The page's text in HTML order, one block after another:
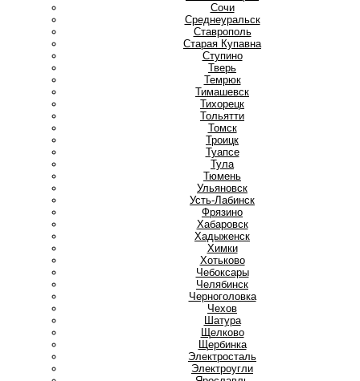
Сочи
Среднеуральск
Ставрополь
Старая Купавна
Ступино
Тверь
Темрюк
Тимашевск
Тихорецк
Тольятти
Томск
Троицк
Туапсе
Тула
Тюмень
Ульяновск
Усть-Лабинск
Фрязино
Хабаровск
Хадыженск
Химки
Хотьково
Чебоксары
Челябинск
Черноголовка
Чехов
Шатура
Щелково
Щербинка
Электросталь
Электроугли